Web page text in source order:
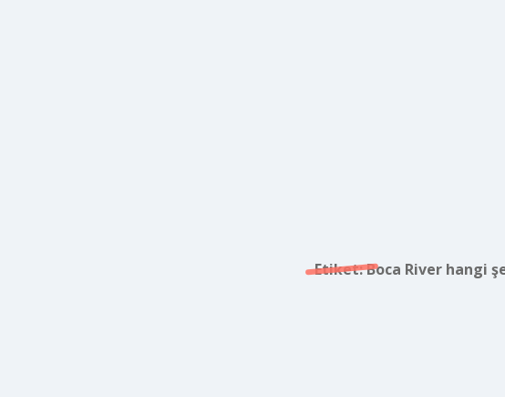
Etiket:Boca River hangi